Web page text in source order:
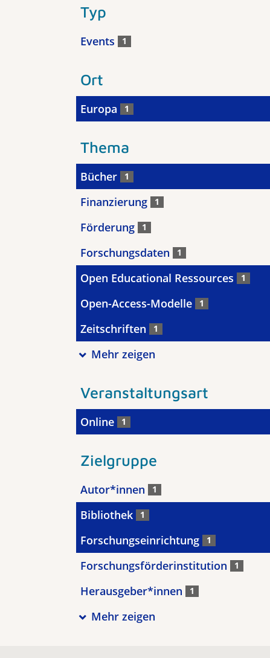
Typ
Events 1
Ort
Europa 1
Thema
Bücher 1
Finanzierung 1
Förderung 1
Forschungsdaten 1
Open Educational Ressources 1
Open-Access-Modelle 1
Zeitschriften 1
Mehr zeigen
Veranstaltungsart
Online 1
Zielgruppe
Autor*innen 1
Bibliothek 1
Forschungseinrichtung 1
Forschungsförderinstitution 1
Herausgeber*innen 1
Mehr zeigen